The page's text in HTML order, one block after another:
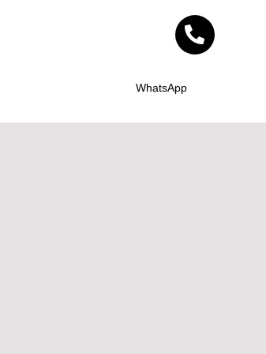
WhatsApp